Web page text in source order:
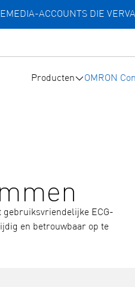
ACCOUNTS DIE
Producten OMRON
ECG-
en betrouwbaar op te